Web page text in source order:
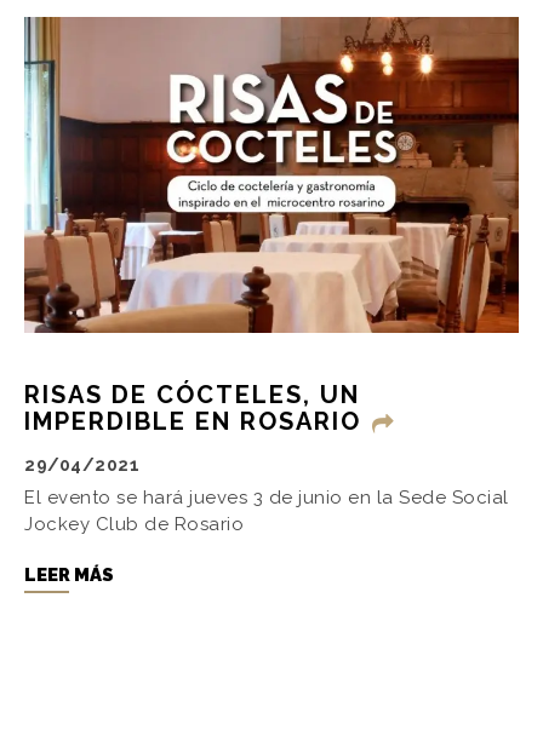
RISAS DE CÓCTELES, UN
IMPERDIBLE EN ROSARIO
29/04/2021
El evento se hará jueves 3 de junio en la Sede Social
Jockey Club de Rosario
LEER MÁS